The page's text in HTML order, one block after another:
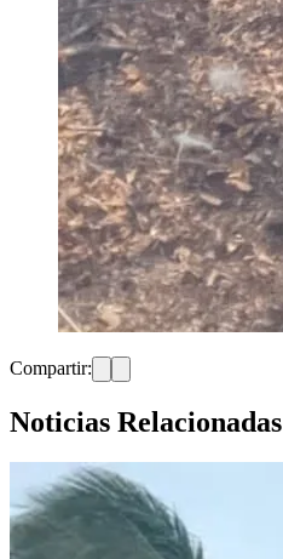
Compartir:
Noticias Relacionadas